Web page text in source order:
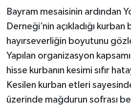
Bayram mesaisinin ardından
Derneği’nin açıkladığı
hayırseverliğin boyutunu
Yapılan organizasyon
hisse kurbanın kesimi sıfır
Kesilen kurban etleri
üzerinde mağdurun sofrası